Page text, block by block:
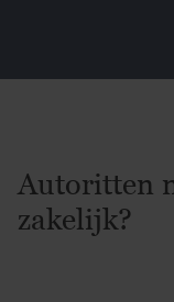
Autoritten
zakelijk?